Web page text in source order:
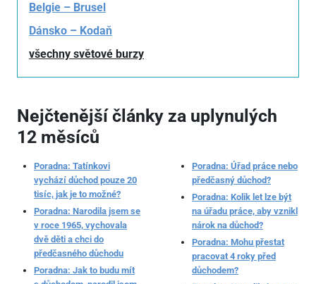
Belgie – Brusel
Dánsko – Kodaň
všechny světové burzy
Nejčtenější články za uplynulých
12 měsíců
Poradna: Tatínkovi
vychází důchod pouze 20
tisíc, jak je to možné?
Poradna: Narodila jsem se
v roce 1965, vychovala
dvě děti a chci do
předčasného důchodu
Poradna: Jak to budu mít
Poradna: Úřad práce nebo
předčasný důchod?
Poradna: Kolik let lze být
na úřadu práce, aby vznikl
nárok na důchod?
Poradna: Mohu přestat
pracovat 4 roky před
důchodem?